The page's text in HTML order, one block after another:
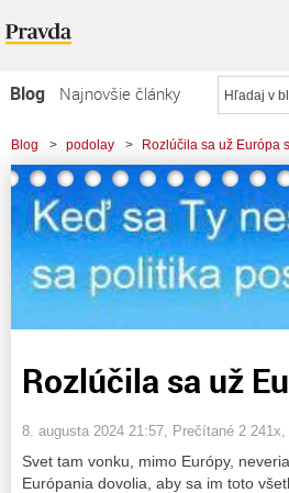
Blog
Najnovšie články
Najčítanejšie články
Najkomentovanejšie články
Zoznam blogov
Komerčné blogy
Blog > podolay > Rozlúčila sa už Európa
Rozlúčila sa už
8. augusta 2024 21:57 , Prečítané 2 241x,
Svet tam vonku, mimo Európy,
Európania dovolia, aby sa im toto